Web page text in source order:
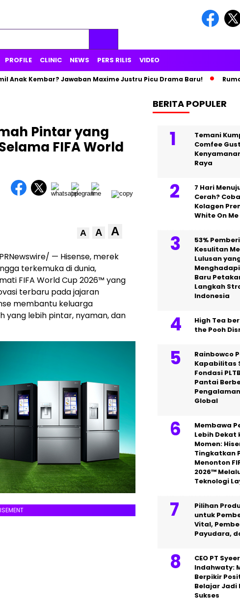
PROFILE CLINIC NEWS PERS RILIS VIDEO
Kembar? Jawaban Maxime Justru Picu Drama Baru! Rumah
Pintar yang
FIFA World
A A A
— Hisense, merek
terkemuka di dunia,
FIFA World Cup 2026™ yang
terbaru pada jajaran
membantu keluarga
yang lebih pintar, nyaman, dan
BERITA POPULER
Temani
Comfee
Raya
7 Hari
Cerah?
Kolagen
White On Me
53%
Kesulitan
Lulusan
Baru
Langkah
Indonesia
High Tea
the Pooh
Rainbowco
Kapabilitas
Fondasi
Pantai
Global
Membawa
Lebih Dekat
Momen:
Tingkatkan
Menonton
2026™
Teknologi
Pilihan
untuk
Vital,
Payudara,
CEO PT
Indahwaty:
Berpikir
Belajar Jadi
Sukses